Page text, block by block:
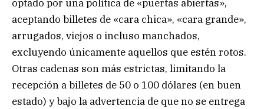
optado por una política de «puertas abiertas»,
aceptando billetes de «cara chica», «cara grande»,
arrugados, viejos o incluso manchados,
excluyendo únicamente aquellos que estén rotos.
Otras cadenas son más estrictas, limitando la
recepción a billetes de 50 o 100 dólares (en buen
estado) y bajo la advertencia de que no se entrega